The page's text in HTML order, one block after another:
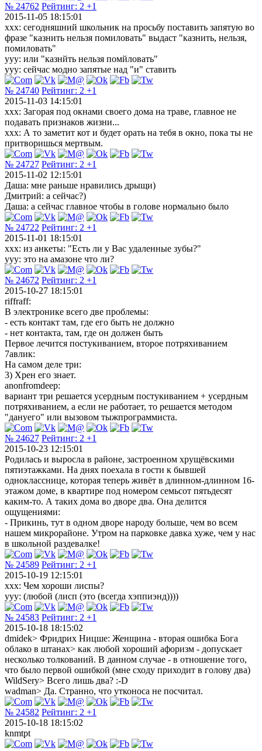
№ 24762 Рейтинг: 2 +1
2015-11-05 18:15:01
xxx: сегодняшний школьник на просьбу поставить запятую во
фразе "казнить нельзя помиловать" выдаст "казнить, нельзя,
помиловать"
yyy: или "казнйть нельзя помйловать"
yyy: сейчас модно запятые над "и" ставить
№ 24740 Рейтинг: 2 +1
2015-11-03 14:15:01
xxx: Загорая под окнами своего дома на траве, главное не
подавать признаков жизни...
xxx: А то заметит кот и будет орать на тебя в окно, пока ты не
притворишься мертвым.
№ 24727 Рейтинг: 2 +1
2015-11-02 12:15:01
Даша: мне раньше нравились дрыщи)
Дмитрий: а сейчас?)
Даша: а сейчас главное чтобы в голове нормально было
№ 24722 Рейтинг: 2 +1
2015-11-01 18:15:01
xxx: из анкеты: "Есть ли у Вас удаленные зубы?"
yyy: это на амазоне что ли?
№ 24672 Рейтинг: 2 +1
2015-10-27 18:15:01
riffraff:
В электронике всего две проблемы:
- есть контакт там, где его быть не должно
- нет контакта, там, где он должен быть
Первое лечится постукиванием, второе потряхиванием
7авлик:
На самом деле три:
3) Хрен его знает.
anonfromdeep:
вариант три решается усердным постукиванием + усердным
потряхиванием, а если не работает, то решается методом
"дануего" или вызовом тыжпрограммиста.
№ 24627 Рейтинг: 2 +1
2015-10-23 12:15:01
Родилась и выросла в районе, застроенном хрущёвскими
пятиэтажками. На днях поехала в гости к бывшей
однокласснице, которая теперь живёт в длинном-длинном 16-
этажом доме, в квартире под номером семьсот пятьдесят
каким-то. А таких дома во дворе два. Она делится
ощущениями:
- Прикинь, тут в одном дворе народу больше, чем во всем
нашем микрорайоне. Утром на парковке давка хуже, чем у нас
в школьной раздевалке!
№ 24589 Рейтинг: 2 +1
2015-10-19 12:15:01
xxx: Чем хороши лиспы?
yyy: (любой (лисп (это (всегда хэппиэнд))))
№ 24583 Рейтинг: 2 +1
2015-10-18 18:15:02
dmidek> Фридрих Ницше: Женщина - вторая ошибка Бога
облако в штанах> как любой хороший афоризм - допускает
несколько толкований. В данном случае - в отношение того,
что было первой ошибкой (мне сходу приходит в голову два)
WildSery> Всего лишь два? :-D
wadman> Да. Странно, что утконоса не посчитал.
№ 24582 Рейтинг: 2 +1
2015-10-18 18:15:02
knmtpt